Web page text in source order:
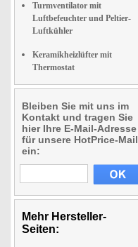
Turmventilator mit
Luftbefeuchter und Peltier-
Luftkühler
Keramikheizlüfter mit
Thermostat
Bleiben Sie mit uns im
Kontakt und tragen Sie
hier Ihre E-Mail-Adresse
für unsere HotPrice-Mail
ein:
Mehr Hersteller-
Seiten: